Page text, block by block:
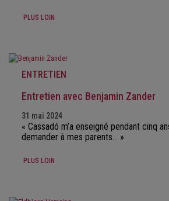
PLUS LOIN
ENTRETIEN
Entretien avec Benjamin Zander
31 mai 2024
« Cassadó m’a enseigné pendant cinq
demander à mes parents… »
PLUS LOIN